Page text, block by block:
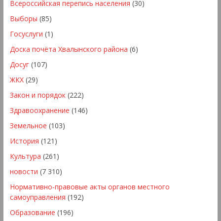
Всероссийская перепись населения (30)
Выборы (85)
Госуслуги (1)
Доска почёта Хвалынского района (6)
Досуг(107)
ЖКХ(29)
Закон и порядок(222)
Здравоохранение (146)
Земельное (103)
История (121)
Культура (261)
новости (7 310)
Нормативно-правовые акты органов местного
самоуправления (192)
Образование (196)